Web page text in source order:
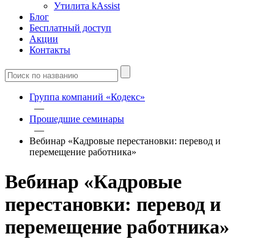
Утилита kAssist
Блог
Бесплатный доступ
Акции
Контакты
Группа компаний «Кодекс»
—
Прошедшие семинары
—
Вебинар «Кадровые перестановки: перевод и
перемещение работника»
Вебинар «Кадровые
перестановки: перевод и
перемещение работника»